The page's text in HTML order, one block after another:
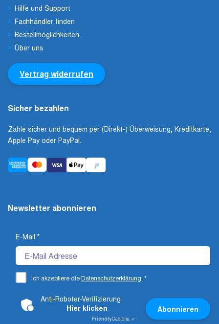
Hilfe und Support
Fachhändler finden
Bestellmöglichkeiten
Über uns
Vertrag widerrufen
Sicher bezahlen
Zahle sicher und bequem per (Direkt-) Überweisung, Kreditkarte,
Apple Pay oder PayPal.
Newsletter abonnieren
E-Mail *
Ich akzeptiere dieDatenschutzerklärung *
Anti-Roboter-Verifizierung
Hier klicken
FriendlyCaptcha ⇗
Abonnieren